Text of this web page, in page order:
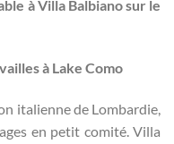
à Villa Balbiano sur le
à Lake Como
italienne de Lombardie,
en petit comité. Villa